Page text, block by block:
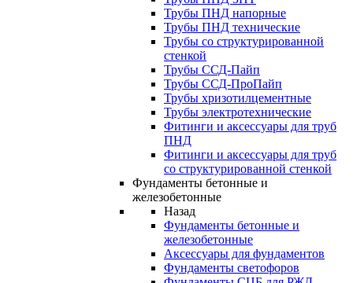
Трубы ПНД напорные
Трубы ПНД технические
Трубы со структурированной
стенкой
Трубы ССД-Пайп
Трубы ССД-ПроПайп
Трубы хризотилцементные
Трубы электротехнические
Фитинги и аксессуары для труб
ПНД
Фитинги и аксессуары для труб
со структурированной стенкой
Фундаменты бетонные и
железобетонные
Назад
Фундаменты бетонные и
железобетонные
Аксессуары для фундаментов
Фундаменты светофоров